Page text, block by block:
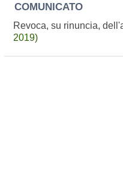
COMUNICATO
Revoca, su rinuncia,
2019)